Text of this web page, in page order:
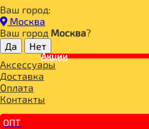
Ваш город:
Москва
Ваш город Москва?
Акции
Аксессуары
Доставка
Оплата
Контакты
ОПТ
Главная
СПОРТИВНОЕ ПИТАНИЕ
СПОРТИВНОЕ ПИТАНИЕ
Optimum System
PROPER VIT
ДЕТОКС
BOMBBAR Энергетический
BOMBBAR Лимонад